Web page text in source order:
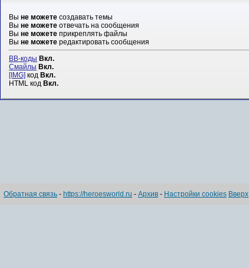
Выне можете создавать темы
Выне можете отвечать на сообщения
Выне можете прикреплять файлы
Выне можете редактировать сообщения
BB-коды Вкл.
Смайлы Вкл.
[IMG] код Вкл.
HTML код Вкл.
Обратная связь - https://heroesworld.ru - Архив - Настройки cookies Вверх